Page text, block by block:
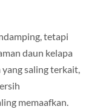
tetapi
daun kelapa
saling terkait,
memaafkan.